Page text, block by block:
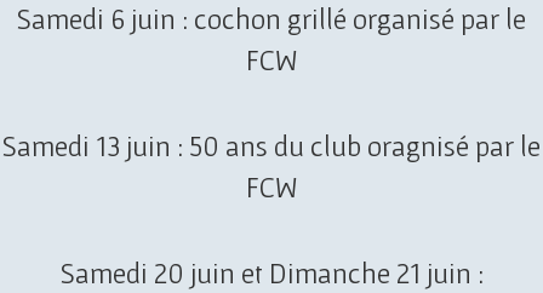
Samedi 6 juin : cochon grillé organisé par le
FCW
Samedi 13 juin : 50 ans du club oragnisé par le
FCW
Samedi 20 juin et Dimanche 21 juin :